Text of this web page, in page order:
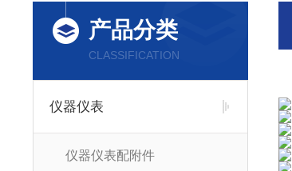
产品分类
CLASSIFICATION
仪器仪表
仪器仪表配附件